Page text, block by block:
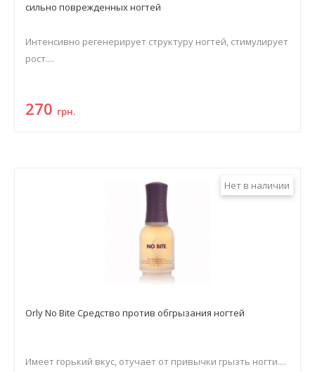
сильно поврежденных ногтей
Интенсивно регенерирует структуру ногтей, стимулирует
рост....
270 грн.
Нет в наличии
Orly No Bite Средство против обгрызания ногтей
Имеет горький вкус, отучает от привычки грызть ногти....